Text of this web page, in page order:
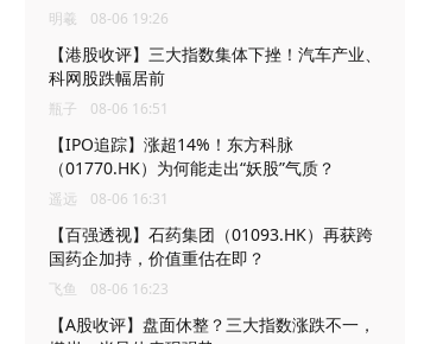
明羲 08-06 19:26
【港股收评】三大指数集体下挫！汽车产业、
科网股跌幅居前
瓶子 08-06 16:51
【IPO追踪】涨超14%！东方科脉
（01770.HK）为何能走出“妖股”气质？
遥远 08-06 16:31
【百强透视】石药集团（01093.HK）再获跨
国药企加持，价值重估在即？
飞鱼 08-06 16:23
【A股收评】盘面休整？三大指数涨跌不一，